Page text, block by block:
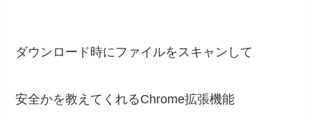
ダウンロード時にファイルをスキャンして
安全かを教えてくれるChrome拡張機能